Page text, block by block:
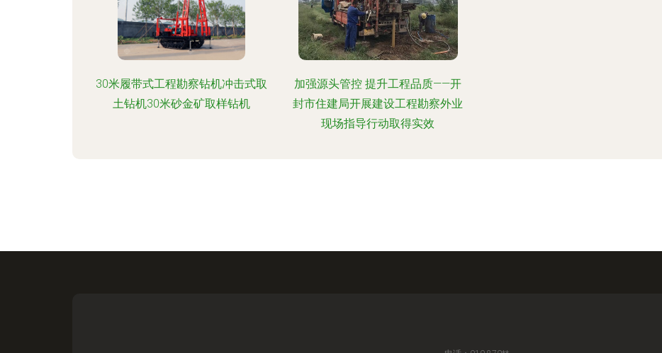
30米履带式工程勘察钻机冲击式取
土钻机30米砂金矿取样钻机
加强源头管控 提升工程品质——开
封市住建局开展建设工程勘察外业
现场指导行动取得实效